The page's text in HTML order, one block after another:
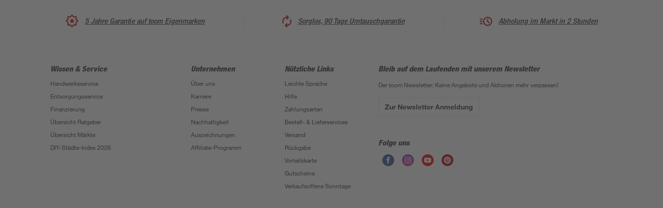
5 Jahre Garantie auf toom Eigenmarken Sorglos, 90 Tage Umtauschgarantie Abholung im Markt in 2 Stunden
Wissen & Service
Handwerksservice
Entsorgungsservice
Finanzierung
Übersicht Ratgeber
Übersicht Märkte
DIY-Städte-Index 2026
Unternehmen
Über uns
Karriere
Presse
Nachhaltigkeit
Auszeichnungen
Affiliate-Programm
Nützliche Links
Leichte Sprache
Hilfe
Zahlungsarten
Bestell- & Lieferservices
Versand
Rückgabe
Vorteilskarte
Gutscheine
Verkaufsoffene Sonntage
Bleib auf dem Laufenden mit unserem Newsletter
Der toom Newsletter: Keine Angebote und Aktionen mehr verpassen!
Zur Newsletter Anmeldung
Folge uns